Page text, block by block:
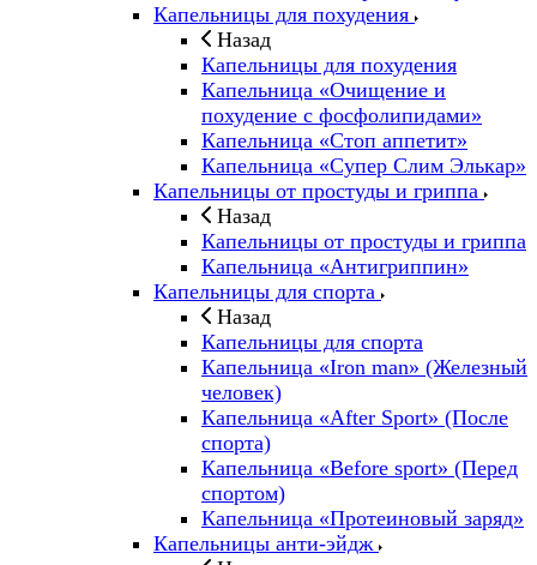
Капельницы для похудения
Назад
Капельницы для похудения
Капельница «Очищение и
похудение с фосфолипидами»
Капельница «Стоп аппетит»
Капельница «Супер Слим Элькар»
Капельницы от простуды и гриппа
Назад
Капельницы от простуды и гриппа
Капельница «Антигриппин»
Капельницы для спорта
Назад
Капельницы для спорта
Капельница «Iron man» (Железный
человек)
Капельница «After Sport» (После
спорта)
Капельница «Before sport» (Перед
спортом)
Капельница «Протеиновый заряд»
Капельницы анти-эйдж